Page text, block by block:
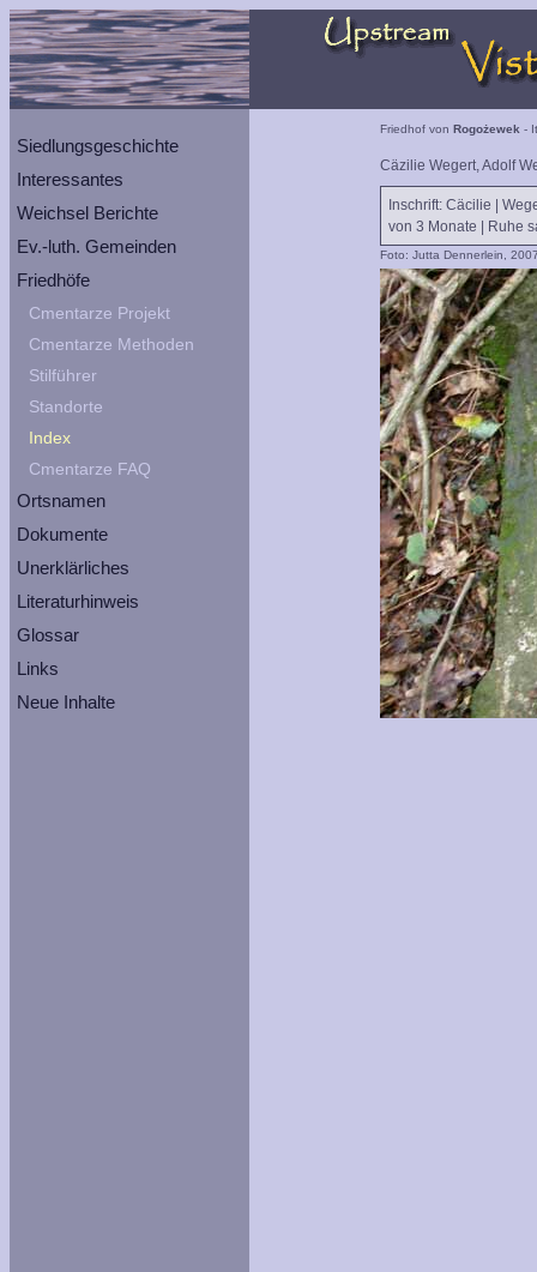
Siedlungsgeschichte
Interessantes
Weichsel Berichte
Ev.-luth. Gemeinden
Friedhöfe
Cmentarze Projekt
Cmentarze Methoden
Stilführer
Standorte
Index
Cmentarze FAQ
Ortsnamen
Dokumente
Unerklärliches
Literaturhinweis
Glossar
Links
Neue Inhalte
Friedhof von Rogożewek -
Cäzilie Wegert, Adolf
Inschrift: Cäcilie |
von 3 Monate | Ruhe
Foto: Jutta Dennerlein,